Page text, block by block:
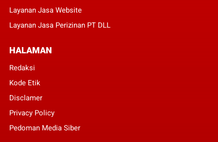
Layanan Jasa Website
Layanan Jasa Perizinan PT DLL
HALAMAN
Redaksi
Kode Etik
Disclamer
Privacy Policy
Pedoman Media Siber